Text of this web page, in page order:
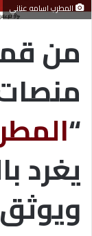
المطرب اسامه عناني
من
“
يغرد